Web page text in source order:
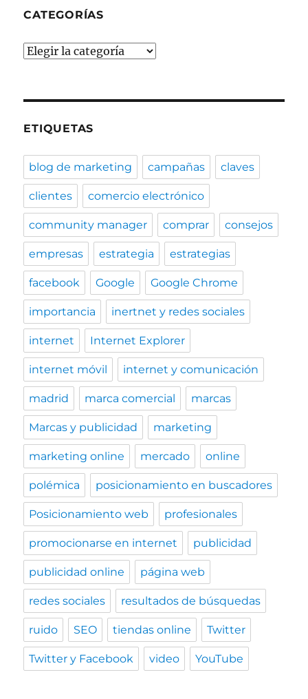
CATEGORÍAS
Categorías
ETIQUETAS
blog de marketing campañas claves
clientes comercio electrónico
community manager comprar consejos
empresas estrategia estrategias
facebook Google Google Chrome
importancia inertnet y redes sociales
internet Internet Explorer
internet móvil internet y comunicación
madrid marca comercial marcas
Marcas y publicidad marketing
marketing online mercado online
polémica posicionamiento en buscadores
Posicionamiento web profesionales
promocionarse en internet publicidad
publicidad online página web
redes sociales resultados de búsquedas
ruido SEO tiendas online Twitter
Twitter y Facebook video YouTube